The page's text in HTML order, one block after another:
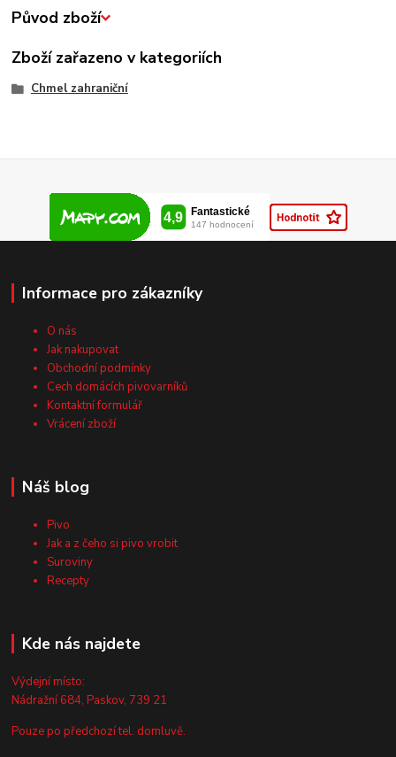
Původ zboží
Zboží zařazeno v kategoriích
Chmel zahraniční
Informace pro zákazníky
O nás
Jak nakupovat
Obchodní podmínky
Cech domácích pivovarníků
Kontaktní formulář
Vrácení zboží
Náš blog
Pivo
Jak a z čeho si pivo vrobit
Suroviny
Recepty
Kde nás najdete
Výdejní místo:
Nádražní 684, Paskov, 739 21
Pouze po předchozí tel. domluvě.